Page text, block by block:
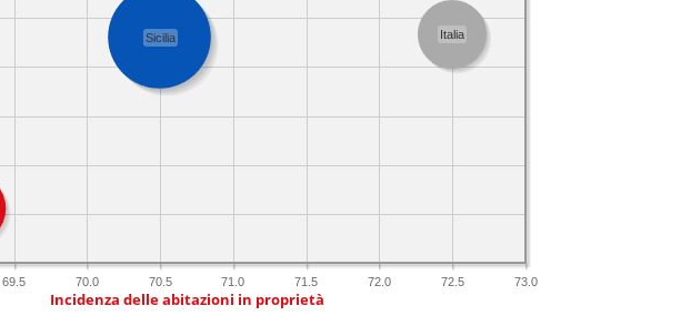
69.5 70.0 70.5 71.0 71.5 72.0 72.5 73.0
Sicilia Italia
Incidenza delle abitazioni in proprietà